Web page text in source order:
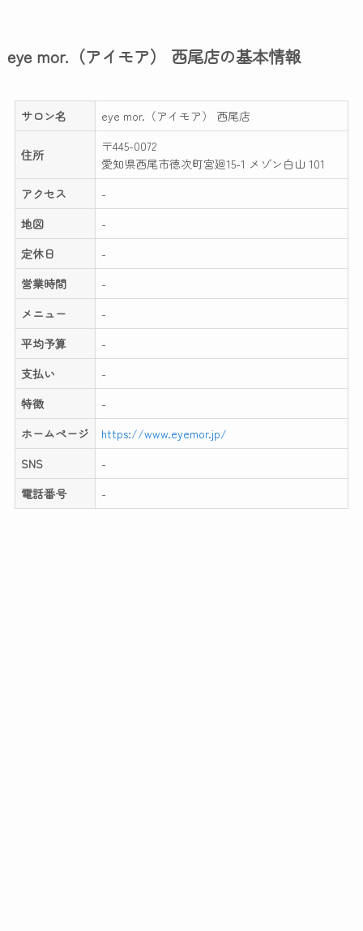
eye mor.（アイモア） 西尾店の基本情報
サロン名 eye mor.（アイモア） 西尾店
住所
〒445-0072
愛知県西尾市徳次町宮廻15-1 メゾン白山 101
アクセス
-
地図
-
定休日
-
営業時間
-
メニュー
-
平均予算
-
支払い
-
特徴
-
ホームページ
https://www.eyemor.jp/
SNS
-
電話番号
-